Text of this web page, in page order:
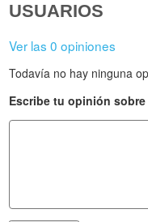
USUARIOS
Ver las 0 opiniones
Todavía no hay ninguna
Escribe tu opinión